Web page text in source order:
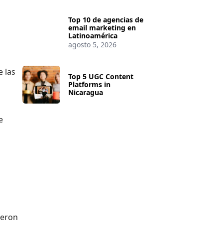
las
Top 10 de agencias de
email marketing en
Latinoamérica
agosto 5, 2026
Top 5 UGC Content
Platforms in
Nicaragua